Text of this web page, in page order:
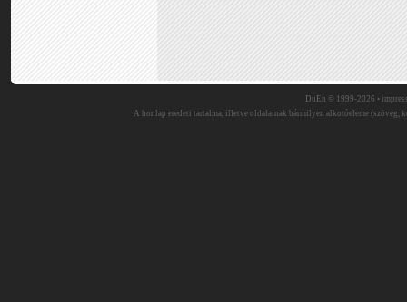
DuEn © 1999-2026 •
A honlap eredeti tartalma, illetve oldalainak bármilyen alkotóeleme (szöveg,